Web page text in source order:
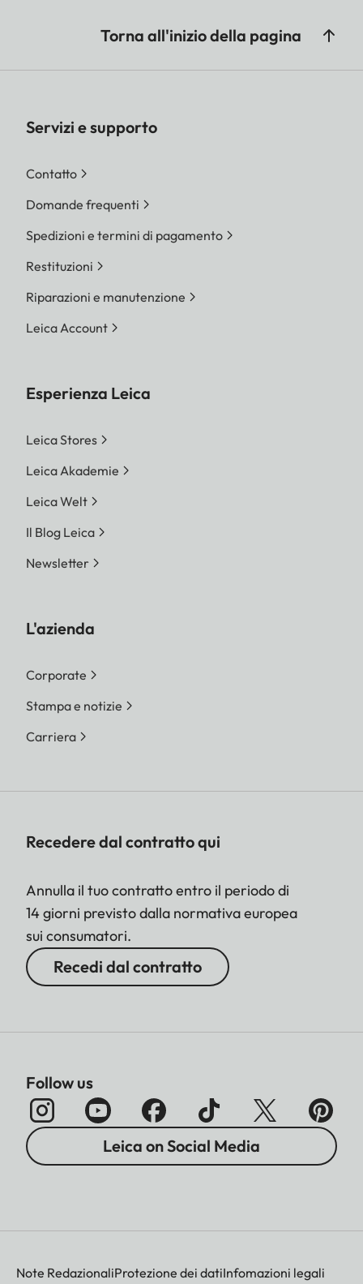
Torna all'inizio della pagina
Servizi e supporto
Contatto
Domande frequenti
Spedizioni e termini di pagamento
Restituzioni
Riparazioni e manutenzione
Leica Account
Esperienza Leica
Leica Stores
Leica Akademie
Leica Welt
Il Blog Leica
Newsletter
L'azienda
Corporate
Stampa e notizie
Carriera
Recedere dal contratto qui
Annulla il tuo contratto entro il periodo di
14 giorni previsto dalla normativa europea
sui consumatori.
Recedi dal contratto
Follow us
Leica on Social Media
Note RedazionaliProtezione dei datiInfomazioni legali